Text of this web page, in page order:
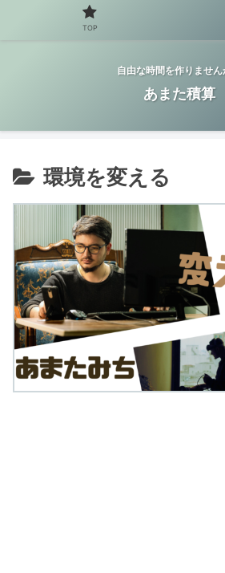
自由な時間を作りません
あまた積算
環境を変える
TOP